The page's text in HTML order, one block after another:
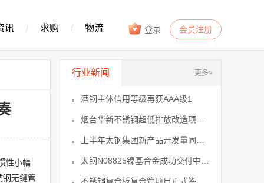
登录 会员注册
讯 / 求购 / 物流
性小幅
钢无缝管
行业新闻 更多>
酒钢主体信用等级再获AAA级1